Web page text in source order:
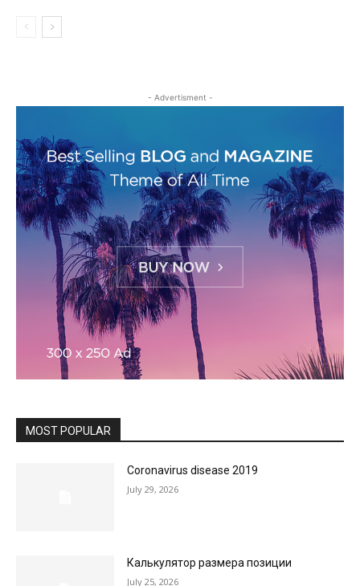
- Advertisment -
MOST POPULAR
Coronavirus disease 2019
July 29, 2026
Калькулятор размера позиции
July 25, 2026